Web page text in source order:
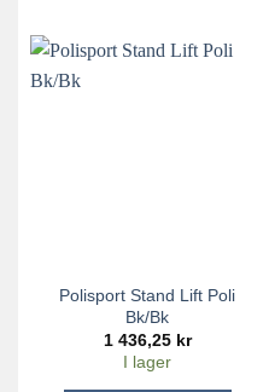
Polisport Stand Lift Poli
Bk/Bk
1 436,25 kr
I lager